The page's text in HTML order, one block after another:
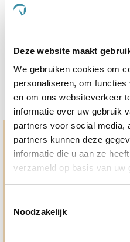
Deze website maakt
We gebruiken cookies om
personaliseren, om
en om ons websiteverkeer
informatie over uw gebruik
partners voor social media,
partners kunnen deze
informatie die u aan ze
verzameld op basis van uw
Noodzakelijk
Excellent
€ 17,55
Hulp en advies nodig?
Jouw paard gezond houden
allemaal voor doen. Bij De
gedreven door onze visie: het
"ouderwetse" service. Wij
beloven en rusten pas als jij